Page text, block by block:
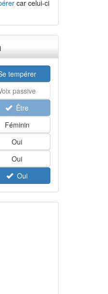
car celui-ci
tempérer
passive
Être
Féminin
Oui
Oui
Oui